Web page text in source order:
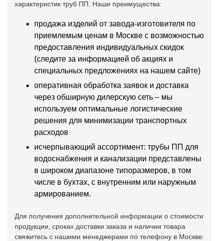
характеристик труб ПП. Наши преимущества:
продажа изделий от завода-изготовителя по
приемлемым ценам в Москве с возможностью
предоставления индивидуальных скидок
(следите за информацией об акциях и
специальных предложениях на нашем сайте)
оперативная обработка заявок и доставка
через обширную дилерскую сеть – мы
используем оптимальные логистические
решения для минимизации транспортных
расходов
исчерпывающий ассортимент: трубы ПП для
водоснабжения и канализации представлены
в широком диапазоне типоразмеров, в том
числе в бухтах, с внутренним или наружным
армированием.
Для получения дополнительной информации о стоимости
продукции, сроках доставки заказа и наличии товара
свяжитесь с нашими менеджерами по телефону в Москве: